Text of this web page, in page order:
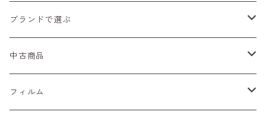
ブランドで選ぶ
Nikon（ニコン）
Sシリーズ
Canon（キヤノン）
中古商品
フィルムカメラ
フィルム